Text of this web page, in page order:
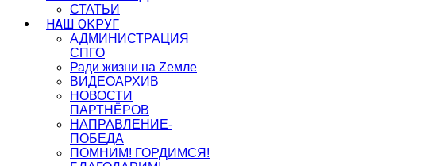
СТАТЬИ
НАШ ОКРУГ
АДМИНИСТРАЦИЯ
СПГО
Ради жизни на Zемле
ВИДЕОАРХИВ
НОВОСТИ
ПАРТНЁРОВ
НАПРАВЛЕНИЕ-
ПОБЕДА
ПОМНИМ! ГОРДИМСЯ!